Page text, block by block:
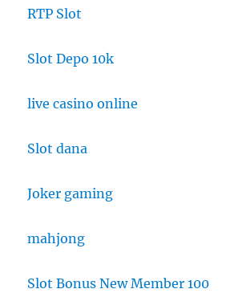
RTP Slot
Slot Depo 10k
live casino online
Slot dana
Joker gaming
mahjong
Slot Bonus New Member 100